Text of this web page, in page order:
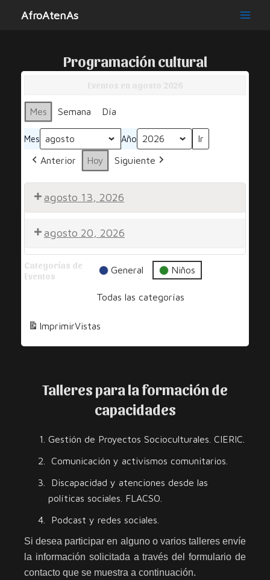
AfroAtenAs
Programación cultural
Mes Semana Día
Mes Año
Anterior Hoy Siguiente
agosto 13, 2026
Una agosto 20, 2026
Por
Una
Categorías de
Eventos
General Niños
Todas las categorías
ImprimirVistas
Talleres para la formación de
capacidades
Gestión de Proyectos Socioculturales. CIERIC.
Comunicación y activismos comunitarios.
Discapacidad y atenciones desde las
políticas sociales. FLACSO.
Podcast y redes sociales.
Si desea participar en alguno o varios talleres envíe
la información solicitada a través del formulario de
contacto que se muestra a continuación.